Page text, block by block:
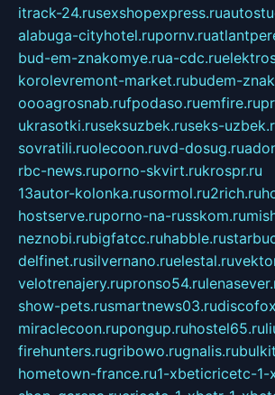
itrack-24.rusexshopexpress.ru
alabuga-cityhotel.rupornv.ru
bud-em-znakomye.rua-cdc.ru
korolevremont-market.rubudem-
oooagrosnab.rufpodaso.ruemfire.ru
ukrasotki.ruseksuzbek.ruseks-
sovratili.ruolecoon.ruvd-dosug.ru
rbc-news.ruporno-skvirt.rukrospr.ru
13autor-kolonka.rusormol.ru2rich.ru
hostserve.ruporno-na-russkom.ru
neznobi.rubigfatcc.ruhabble.ru
delfinet.rusilvernano.ruelestal.ru
velotrenajery.rupronso54.ru
show-pets.rusmartnews03.ru
miraclecoon.rupongup.ruhostel65.ru
firehunters.rugribowo.rugnalis.ru
hometown-france.ru1-xbeticricetc-1-